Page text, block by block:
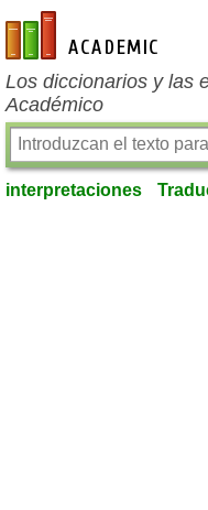
es-academic.com
Los diccionarios y las
Académico
interpretaciones